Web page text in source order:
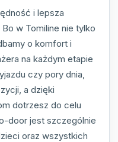
i lepsza
w Tomiline nie tylko
o komfort i
na każdym etapie
czy pory dnia,
a dzięki
dotrzesz do celu
door jest szczególnie
oraz wszystkich